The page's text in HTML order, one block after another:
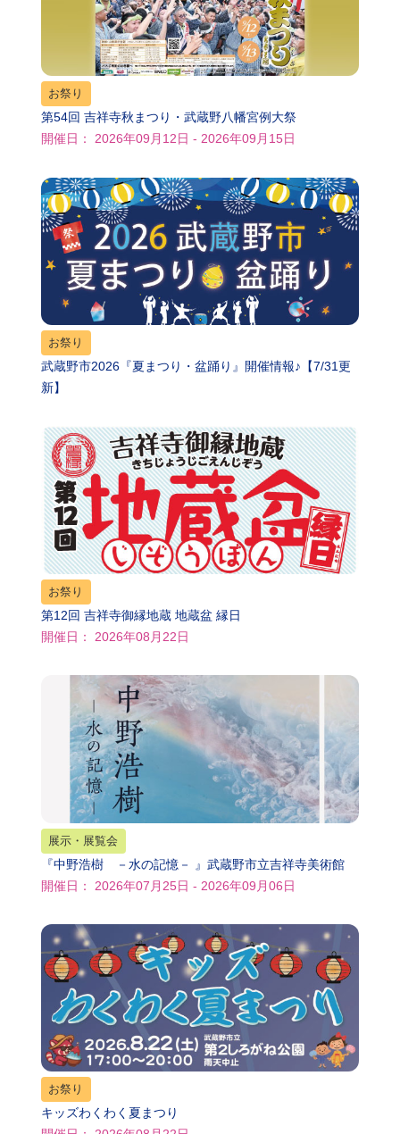
お祭り
第54回 吉祥寺秋まつり・武蔵野八幡宮例大祭
開催日： 2026年09月12日 - 2026年09月15日
お祭り
武蔵野市2026『夏まつり・盆踊り』開催情報♪【7/31更
新】
お祭り
第12回 吉祥寺御縁地蔵 地蔵盆 縁日
開催日： 2026年08月22日
展示・展覧会
『中野浩樹 －水の記憶－ 』武蔵野市立吉祥寺美術館
開催日： 2026年07月25日 - 2026年09月06日
お祭り
キッズわくわく夏まつり